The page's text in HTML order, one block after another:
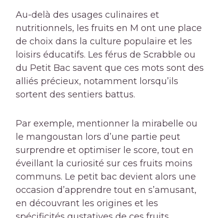
Au-delà des usages culinaires et
nutritionnels, les fruits en M ont une place
de choix dans la culture populaire et les
loisirs éducatifs. Les férus de Scrabble ou
du Petit Bac savent que ces mots sont des
alliés précieux, notamment lorsqu’ils
sortent des sentiers battus.
Par exemple, mentionner la mirabelle ou
le mangoustan lors d’une partie peut
surprendre et optimiser le score, tout en
éveillant la curiosité sur ces fruits moins
communs. Le petit bac devient alors une
occasion d’apprendre tout en s’amusant,
en découvrant les origines et les